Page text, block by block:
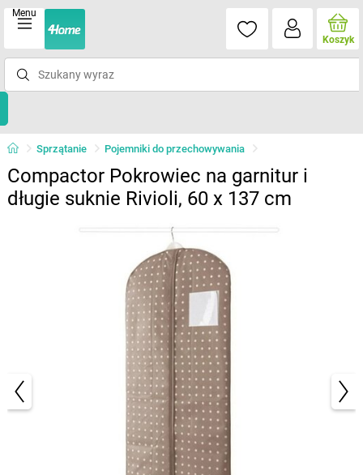
Menu
Koszyk
Sprzątanie Pojemniki do przechowywania
Compactor Pokrowiec na garnitur i
długie suknie Rivioli, 60 x 137 cm